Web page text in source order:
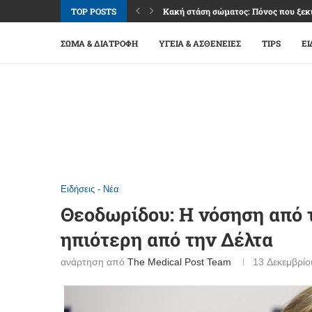
TOP POSTS
Κακή στάση σώματος: Πόνος που
ΣΏΜΑ & ΔΙΑΤΡΟΦΉ
ΥΓΕΊΑ & ΑΣΘΈΝΕΙΕΣ TIPS
Ειδήσεις - Νέα
Θεοδωρίδου: Η νόσηση από
ηπιότερη από την Δέλτα
ανάρτηση από The Medical Post Team 13